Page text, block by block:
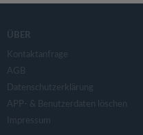
ÜBER
Kontaktanfrage
AGB
Datenschutzerklärung
APP- & Benutzerdaten löschen
Impressum